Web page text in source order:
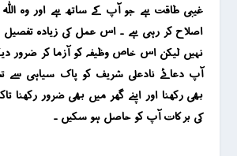
غٰیبی طاقت ہے جو آپ کے ساتھ ہے اور وہ
اصلاح کر رہی ہے ۔ اس عمل کی زیادہ تفصیل
نہیں لیکن اس خاص وظیفہ کو آزما کر ضرور
آپ دعائے نادعلی شریف کو پاک سیاہی سے
بھی رکھنا اور اپنے گھر میں بھی ضرور رکھنا
کی برکات آپ کو حاصل ہو سکیں ۔